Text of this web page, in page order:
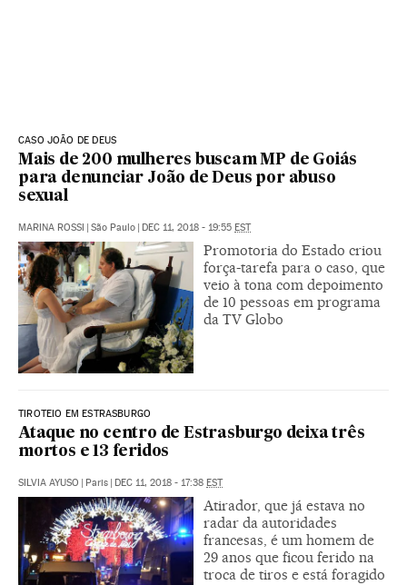
CASO JOÃO DE DEUS
Mais de 200 mulheres buscam MP de Goiás
para denunciar João de Deus por abuso
sexual
MARINA ROSSI São Paulo DEC 11, 2018 - 19:55 EST
Promotoria do Estado criou
força-tarefa para o caso, que
veio à tona com depoimento
de 10 pessoas em programa
da TV Globo
TIROTEIO EM ESTRASBURGO
Ataque no centro de Estrasburgo deixa três
mortos e 13 feridos
SILVIA AYUSO Paris DEC 11, 2018 - 17:38 EST
Atirador, que já estava no
radar da autoridades
francesas, é um homem de
29 anos que ficou ferido na
troca de tiros e está foragido